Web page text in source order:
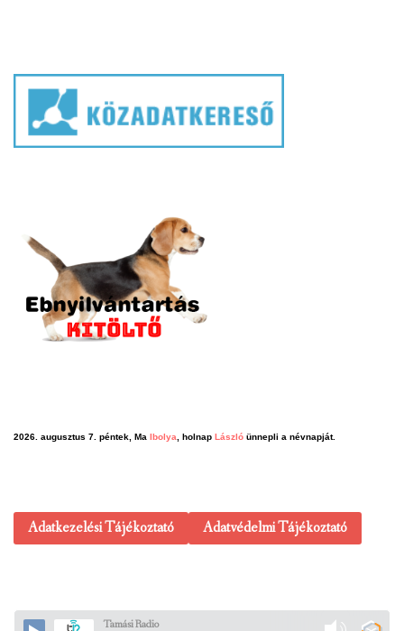
2026. augusztus 7. péntek, Ma Ibolya, holnap László ünnepli a névnapját.
Adatkezelési Tájékoztató Adatvédelmi Tájékoztató
Tamási Radio